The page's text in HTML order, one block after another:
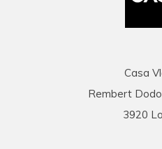
Casa
Rembert
3920